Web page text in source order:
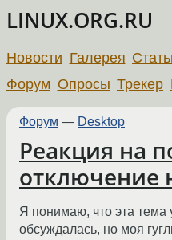
LINUX.ORG.RU
Новости Галерея
Форум Опросы Трекер
Форум — Desktop
Реакция на
отключение
Я понимаю, что эта тема
обсуждалась, но моя